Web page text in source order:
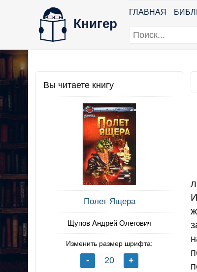
Книгер
ГЛАВНАЯ
Вы читаете книгу
Полет Ящера
Щупов Андрей Олегович
Изменить размер шрифта: